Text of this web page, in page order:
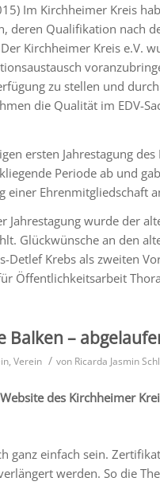
) Im Kirchheimer Kreis
deren Qualifikation nach
Kirchheimer Kreis e.V.
zu stellen und
die Qualität im EDV-
ersten Jahrestagung
Periode ab und
einer Ehrenmitgliedschaft
Jahrestagung wurde der
Glückwünsche an den
Detlef Krebs als zweiten
Öffentlichkeitsarbeit
Balken –
, Verein / von Ricarda Jasmin
des Kirchheimer
ganz einfach sein.
werden. So die